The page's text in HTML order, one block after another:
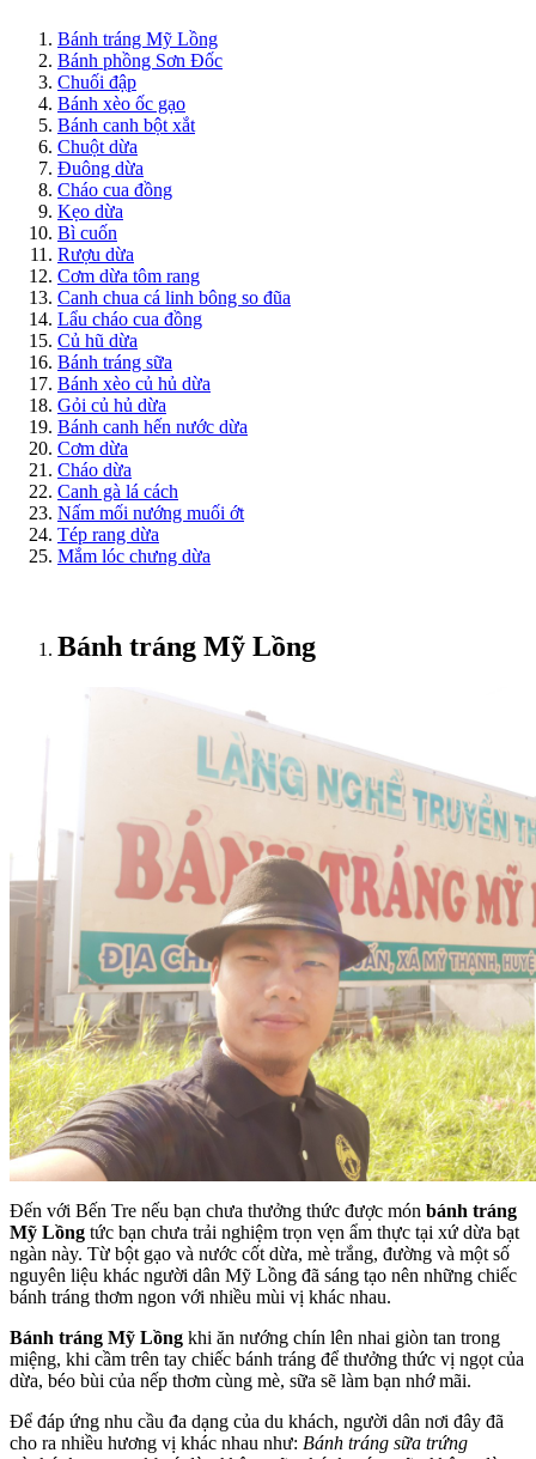
Bánh tráng Mỹ Lồng
Bánh phồng Sơn Đốc
Chuối đập
Bánh xèo ốc gạo
Bánh canh bột xắt
Chuột dừa
Đuông dừa
Cháo cua đồng
Kẹo dừa
Bì cuốn
Rượu dừa
Cơm dừa tôm rang
Canh chua cá linh bông so đũa
Lẩu cháo cua đồng
Củ hũ dừa
Bánh tráng sữa
Bánh xèo củ hủ dừa
Gỏi củ hủ dừa
Bánh canh hến nước dừa
Cơm dừa
Cháo dừa
Canh gà lá cách
Nấm mối nướng muối ớt
Tép rang dừa
Mắm lóc chưng dừa
Bánh tráng Mỹ Lồng
Đến với Bến Tre nếu bạn chưa thưởng thức được món bánh tráng
Mỹ Lồng tức bạn chưa trải nghiệm trọn vẹn ẩm thực tại xứ dừa bạt
ngàn này. Từ bột gạo và nước cốt dừa, mè trắng, đường và một số
nguyên liệu khác người dân Mỹ Lồng đã sáng tạo nên những chiếc
bánh tráng thơm ngon với nhiều mùi vị khác nhau.
Bánh tráng Mỹ Lồng khi ăn nướng chín lên nhai giòn tan trong
miệng, khi cầm trên tay chiếc bánh tráng để thưởng thức vị ngọt của
dừa, béo bùi của nếp thơm cùng mè, sữa sẽ làm bạn nhớ mãi.
Để đáp ứng nhu cầu đa dạng của du khách, người dân nơi đây đã
cho ra nhiều hương vị khác nhau như: Bánh tráng sữa trứng